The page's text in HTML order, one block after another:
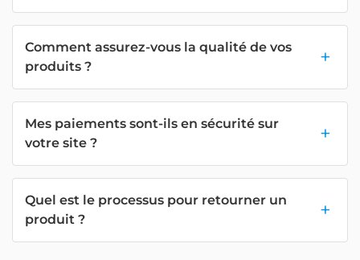
Comment assurez-vous la qualité de vos
produits ?
Mes paiements sont-ils en sécurité sur
votre site ?
Quel est le processus pour retourner un
produit ?